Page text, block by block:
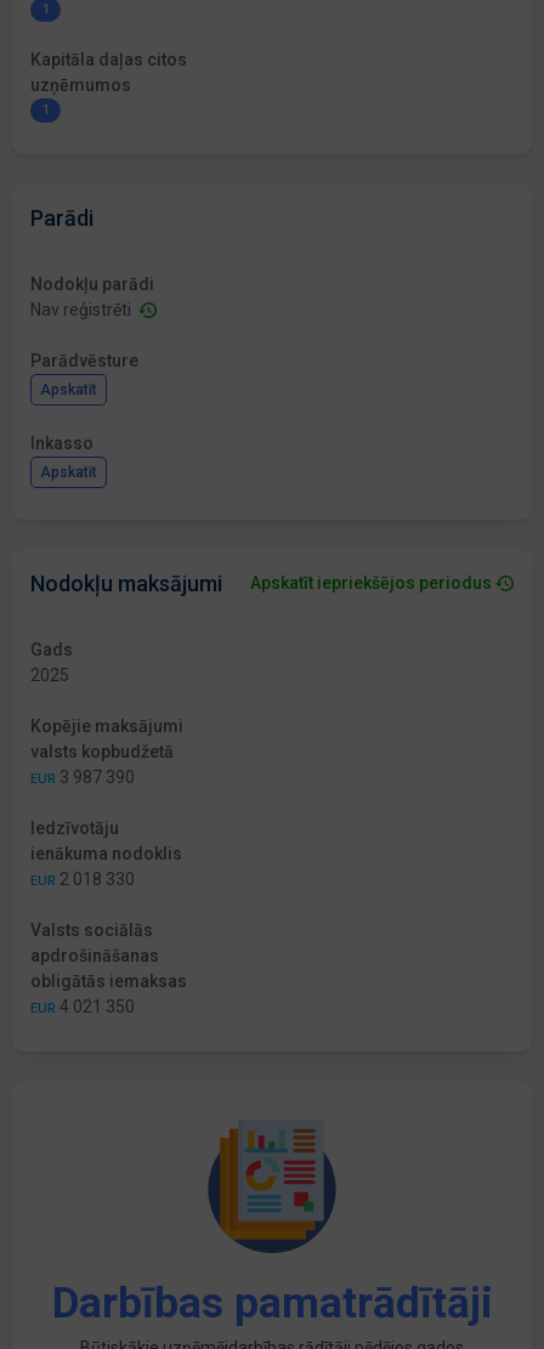
1
Kapitāla daļas citos
uzņēmumos
1
Parādi
Nodokļu parādi
Nav reģistrēti
Parādvēsture
Apskatīt
Inkasso
Apskatīt
Nodokļu maksājumi Apskatīt iepriekšējos periodus
Gads
2025
Kopējie maksājumi
valsts kopbudžetā
EUR 3 987 390
Iedzīvotāju
ienākuma nodoklis
EUR 2 018 330
Valsts sociālās
apdrošināšanas
obligātās iemaksas
EUR 4 021 350
Darbības pamatrādītāji